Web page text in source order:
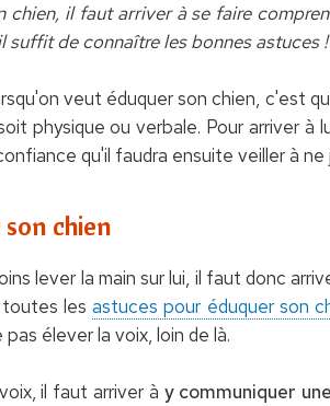
il faut arriver à se faire
suffit de connaître les bonnes astuces !
veut éduquer son chien, c'est
physique ou verbale. Pour arriver
qu'il faudra ensuite veiller à ne
chien
lever la main sur lui, il faut donc
toutes lesastuces pour éduquer son
élever la voix, loin de là.
il faut arriver à y communiquer